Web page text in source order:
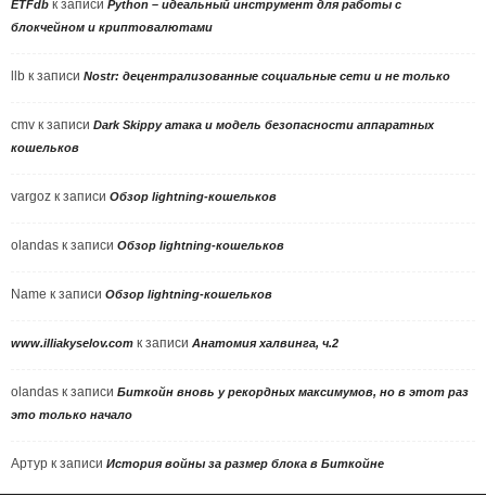
ETFdb к записи Python – идеальный инструмент для работы с
блокчейном и криптовалютами
llb к записи Nostr: децентрализованные социальные сети и не только
cmv к записи Dark Skippy атака и модель безопасности аппаратных
кошельков
vargoz к записи Обзор lightning-кошельков
olandas к записи Обзор lightning-кошельков
Name к записи Обзор lightning-кошельков
www.illiakyselov.com к записи Анатомия халвинга, ч.2
olandas к записи Биткойн вновь у рекордных максимумов, но в этот раз
это только начало
Артур к записи История войны за размер блока в Биткойне